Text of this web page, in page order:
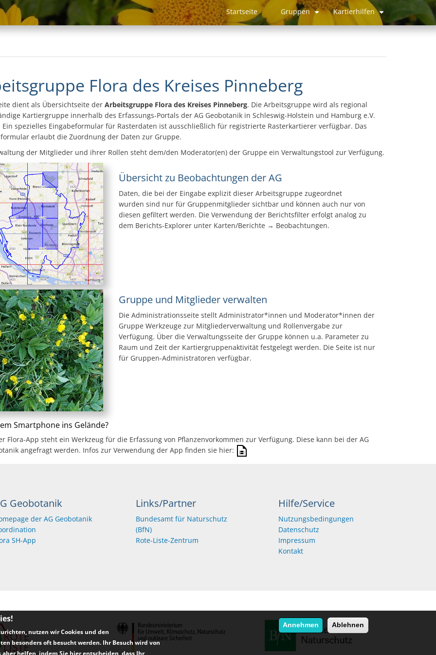
Hauptnavigation
Startseite Gruppen +
Kartierhilfen
Flora des Kreises Pinneberg
dient als Übersichtseite der Arbeitsgruppe Flora des Kreises Pinneberg. Die Arbeitsgruppe wird als regional
Kartiergruppe innerhalb des Erfassungs-Portals der AG Geobotanik in Schleswig-Holstein und Hamburg e.V.
spezielles Eingabeformular für Rasterdaten ist ausschließlich für registrierte Rasterkartierer verfügbar. Das
erlaubt die Zuordnung der Daten zur Gruppe.
der Mitglieder und ihrer Rollen steht dem/den Moderator(en) der Gruppe ein Verwaltungstool zur Verfügung.
Übersicht zu Beobachtungen der AG
Daten, die bei der Eingabe explizit dieser Arbeitsgruppe zugeordnet
wurden sind nur für Gruppenmitglieder sichtbar und können auch nur von
diesen gefiltert werden. Die Verwendung der Berichtsfilter erfolgt analog zu
dem Berichts-Explorer unter Karten/Berichte → Beobachtungen.
Gruppe und Mitglieder verwalten
Die Administrationsseite stellt Administrator*innen und Moderator*innen der
Gruppe Werkzeuge zur Mitgliederverwaltung und Rollenvergabe zur
Verfügung. Über die Verwaltungsseite der Gruppe können u.a. Parameter zu
Raum und Zeit der Kartiergruppenaktivität festgelegt werden. Die Seite ist nur
für Gruppen-Administratoren verfügbar.
Smartphone ins Gelände?
Flora-App steht ein Werkzeug für die Erfassung von Pflanzenvorkommen zur Verfügung. Diese kann bei der AG
angefragt werden. Infos zur Verwendung der App finden sie hier:
Geobotanik
der AG Geobotanik
SH-App
Links/Partner
Bundesamt für Naturschutz
(BfN)
Rote-Liste-Zentrum
Hilfe/Service
Nutzungsbedingungen
Datenschutz
Impressum
Kontakt
nutzen wir Cookies und den
besonders oft besucht werden. Ihr Besuch wird von
helfen, indem Sie hier entscheiden, dass Ihr
Annehmen Ablehnen